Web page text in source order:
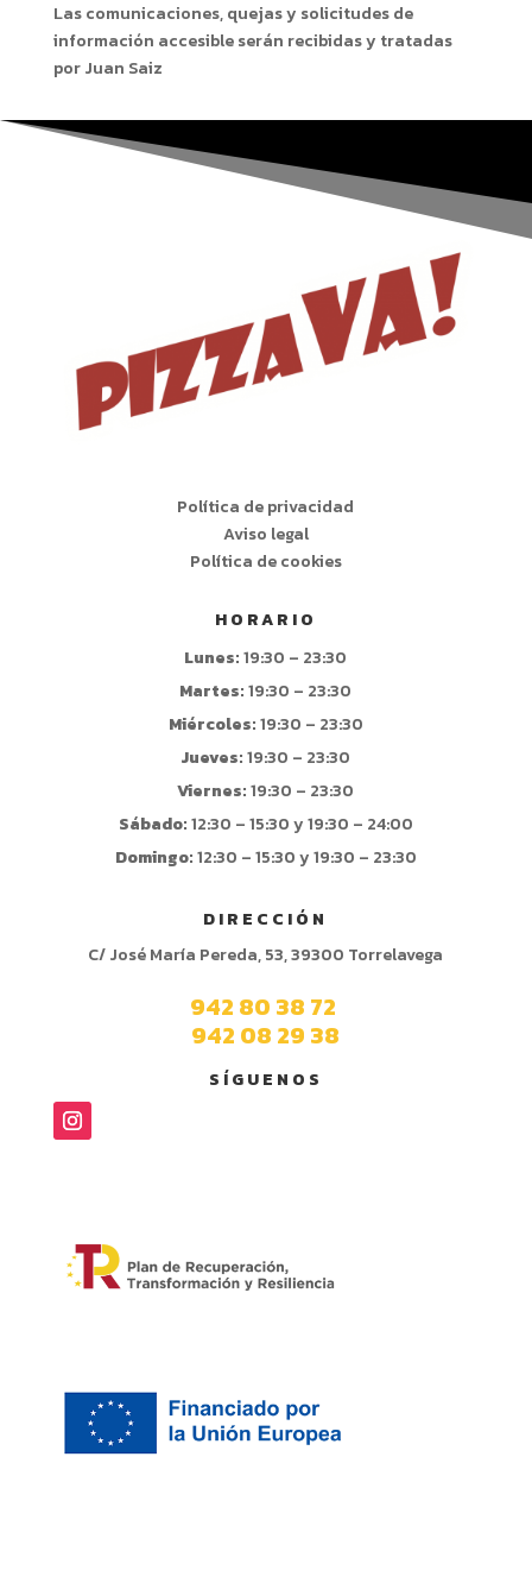
Las comunicaciones, quejas y solicitudes de
información accesible serán recibidas y tratadas
por Juan Saiz
Política de privacidad
Aviso legal
Política de cookies
HORARIO
Lunes:19:30 – 23:30
Martes:19:30 – 23:30
Miércoles:19:30 – 23:30
Jueves:19:30 – 23:30
Viernes:19:30 – 23:30
Sábado:12:30 – 15:30 y 19:30 – 24:00
Domingo:12:30 – 15:30 y 19:30 – 23:30
DIRECCIÓN
C/ José María Pereda, 53, 39300 Torrelavega
942 80 38 72
942 08 29 38
SÍGUENOS